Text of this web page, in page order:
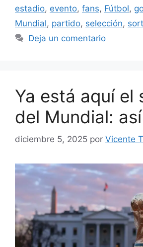
estadio, evento, fans, Fútbol,
Mundial, partido, selección,
Deja un comentario
Ya está aquí el
del Mundial:
diciembre 5, 2025 por Vicente